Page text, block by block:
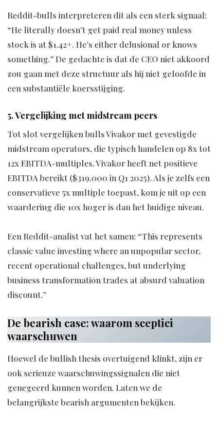
Reddit-bulls interpreteren dit als een sterk signaal:
“He literally doesn’t get paid real money unless
stock is at $1.42+. He’s either delusional or knows
something.” De gedachte is dat de CEO niet akkoord
zou gaan met deze structuur als hij niet geloofde in
een substantiële koersstijging.
5. Vergelijking met midstream peers
Tot slot vergelijken bulls Vivakor met gevestigde
midstream operators, die typisch handelen op 8x tot
12x EBITDA-multiples. Vivakor heeft net positieve
EBITDA bereikt ($319.000 in Q1 2025). Als je zelfs een
conservatieve 5x multiple toepast, kom je uit op een
waardering die 10x hoger is dan het huidige niveau.
Een Reddit-analist vat het samen: “This represents
classic value investing where an unpopular sector,
recent operational challenges, but underlying
business transformation trades at absurd valuation
discount.”
De bearish case: waarom sceptici
waarschuwen
Hoewel de bullish thesis overtuigend klinkt, zijn er
ook serieuze waarschuwingssignalen die niet
genegeerd kunnen worden. Laten we de
belangrijkste bearish argumenten bekijken.